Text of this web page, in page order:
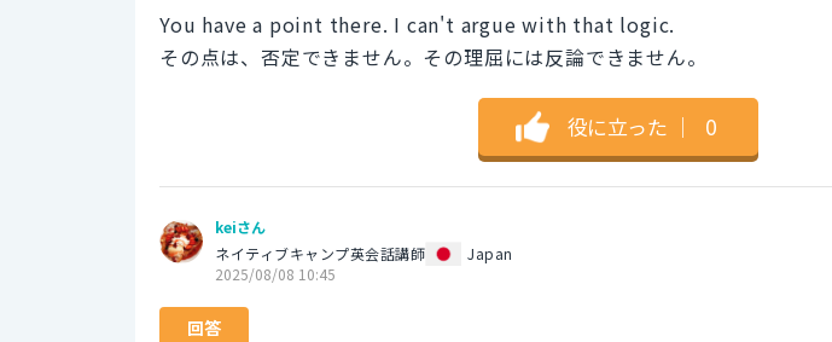
You have a point there. I can't argue with that logic.
その点は、否定できません。その理屈には反論できません。
役に立った ｜ 0
keiさん
ネイティブキャンプ英会話講師
Japan
2025/08/08 10:45
回答